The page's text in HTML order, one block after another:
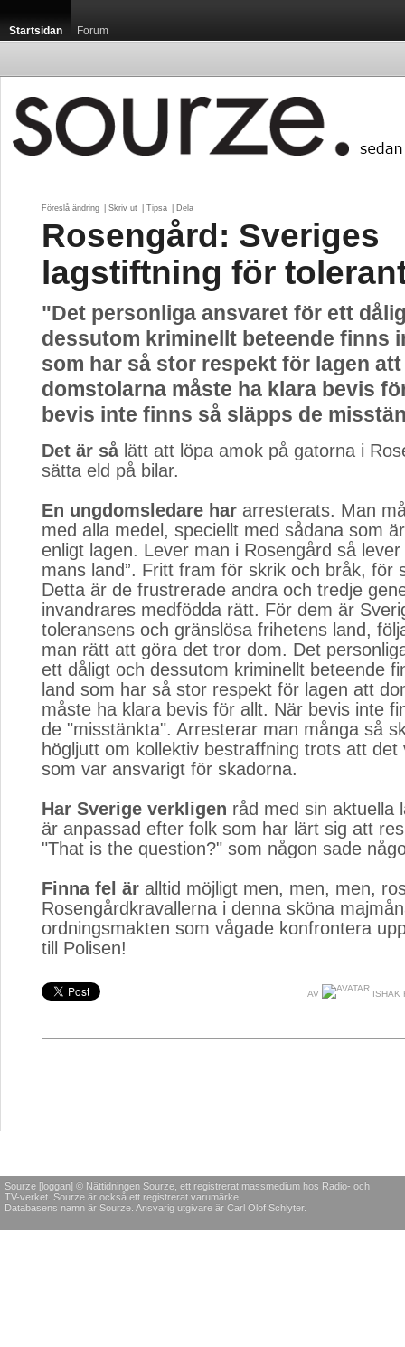
Startsidan Forum
Föreslå ändring Skriv ut Tipsa Dela
Rosengård: Sveriges
lagstiftning för
"Det personliga ansvaret för ett
dessutom kriminellt beteende finns
som har så stor respekt för lagen att
domstolarna måste ha klara bevis
bevis inte finns så släpps de
Det är sålätt att löpa amok på gatorna i
sätta eld på bilar.
En ungdomsledare har arresterats. Man
med alla medel, speciellt med sådana som
enligt lagen. Lever man i Rosengård så lever
mans land”. Fritt fram för skrik och bråk, för
Detta är de frustrerade andra och tredje
invandrares medfödda rätt. För dem är
toleransens och gränslösa frihetens land,
man rätt att göra det tror dom. Det
ett dåligt och dessutom kriminellt beteende
land som har så stor respekt för lagen att
måste ha klara bevis för allt. När bevis inte
de "misstänkta". Arresterar man många så
högljutt om kollektiv bestraffning trots att det
som var ansvarigt för skadorna.
Har Sverige verkligen råd med sin aktuella
är anpassad efter folk som har lärt sig att
"That is the question?" som någon sade
Finna fel är alltid möjligt men, men, men,
Rosengårdkravallerna i denna sköna
ordningsmakten som vågade konfrontera
till Polisen!
AV ISHAK
Sourze [loggan] © Nättidningen Sourze, ett registrerat massmedium hos Radio- och
TV-verket. Sourze är också ett registrerat varumärke.
Databasens namn är Sourze. Ansvarig utgivare är Carl Olof Schlyter.